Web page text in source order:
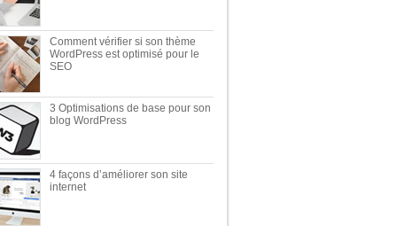
Comment vérifier si son thème
WordPress est optimisé pour le
SEO
3 Optimisations de base pour son
blog WordPress
4 façons d’améliorer son site
internet